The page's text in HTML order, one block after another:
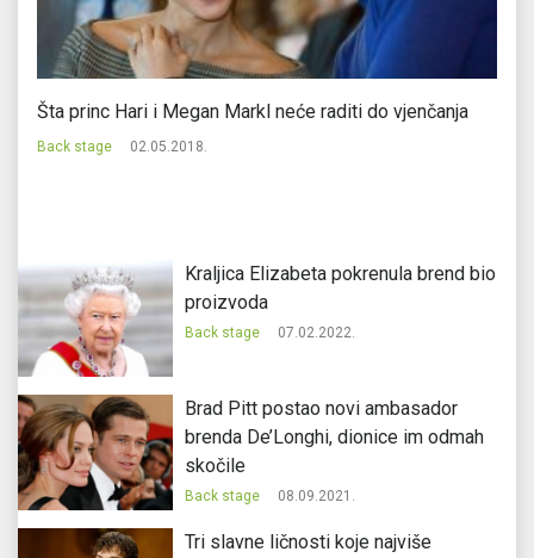
Šta princ Hari i Megan Markl neće raditi do vjenčanja
Back stage 02.05.2018.
Kraljica Elizabeta pokrenula brend bio
proizvoda
Back stage 07.02.2022.
Brad Pitt postao novi ambasador
brenda De’Longhi, dionice im odmah
skočile
Back stage 08.09.2021.
Tri slavne ličnosti koje najviše